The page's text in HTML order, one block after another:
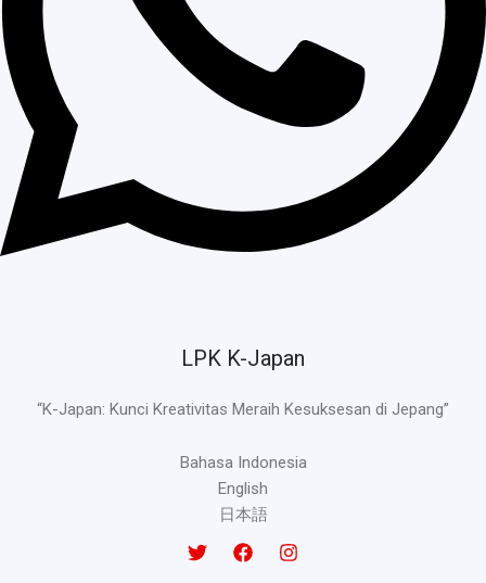
LPK K-Japan
“K-Japan: Kunci Kreativitas Meraih Kesuksesan di Jepang”
Bahasa Indonesia
English
日本語